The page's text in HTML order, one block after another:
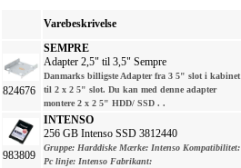
Varebeskrivelse
824676
SEMPRE
Adapter 2,5" til 3,5" Sempre
Danmarks billigsteAdapter fra 3 5" slot i kabinet
til 2 x 2 5" slot. Du kan med denne adapter
montere 2 x 2 5" HDD/ SSD . .
983809
INTENSO
256 GB Intenso SSD 3812440
Gruppe: Harddiske Mærke: Intenso Kompatibilitet:
Pc linje: Intenso Fabrikant: